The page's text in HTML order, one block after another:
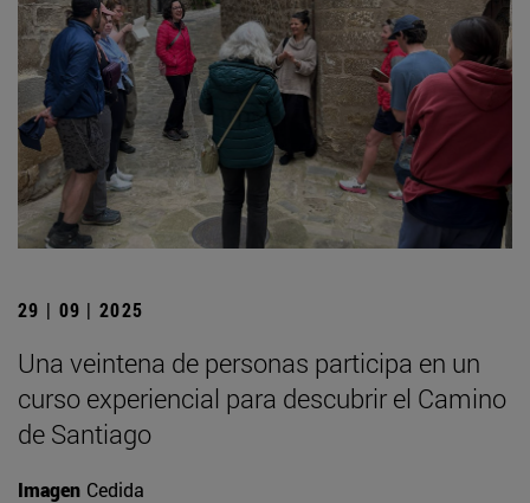
29 | 09 | 2025
Una veintena de personas participa en un
curso experiencial para descubrir el Camino
de Santiago
Imagen Cedida